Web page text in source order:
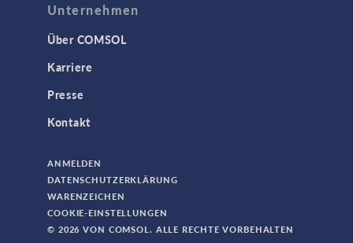
Unternehmen
Über COMSOL
Karriere
Presse
Kontakt
ANMELDEN
DATENSCHUTZERKLÄRUNG
WARENZEICHEN
COOKIE-EINSTELLUNGEN
© 2026 VON COMSOL. ALLE RECHTE VORBEHALTEN